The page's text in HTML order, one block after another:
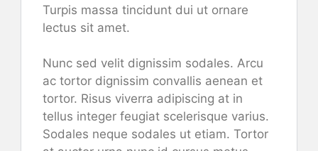
Turpis massa tincidunt dui ut ornare
lectus sit amet.
Nunc sed velit dignissim sodales. Arcu
ac tortor dignissim convallis aenean et
tortor. Risus viverra adipiscing at in
tellus integer feugiat scelerisque varius.
Sodales neque sodales ut etiam. Tortor